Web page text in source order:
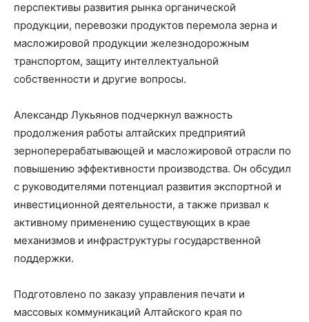
перспективы развития рынка органической
продукции, перевозки продуктов перемола зерна и
масложировой продукции железнодорожным
транспортом, защиту интеллектуальной
собственности и другие вопросы.
Александр Лукьянов подчеркнул важность
продолжения работы алтайских предприятий
зерноперерабатывающей и масложировой отрасли по
повышению эффективности производства. Он обсудил
с руководителями потенциал развития экспортной и
инвестиционной деятельности, а также призвал к
активному применению существующих в крае
механизмов и инфраструктуры государственной
поддержки.
Подготовлено по заказу управления печати и
массовых коммуникаций Алтайского края по